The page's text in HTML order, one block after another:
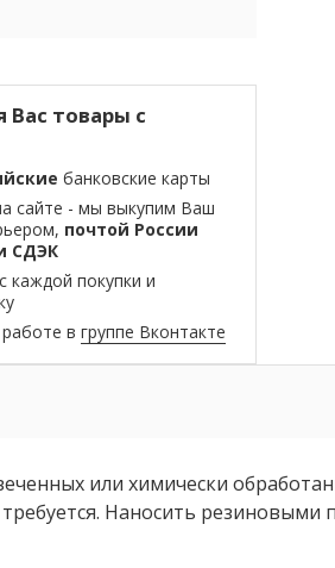
товары с
банковские карты
сайте - мы выкупим Ваш
почтой России
СДЭК
каждой покупки и
вгруппе Вконтакте
или химически
требуется. Наносить